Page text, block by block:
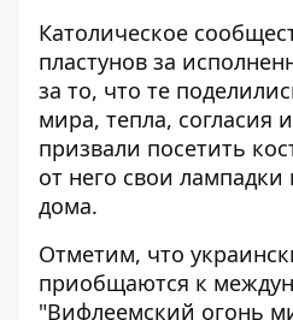
Католическое
пластунов за
за то, что те
мира, тепла,
призвали посетить
от него свои лампадки
дома.
Отметим, что
приобщаются к
"Вифлеемский огонь